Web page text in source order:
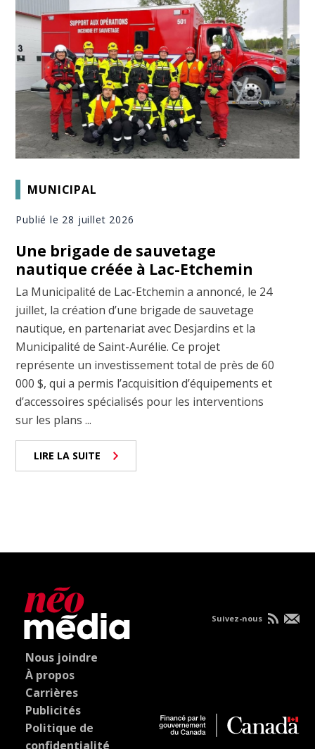
MUNICIPAL
Publié le 28 juillet 2026
Une brigade de sauvetage
nautique créée à Lac-Etchemin
La Municipalité de Lac-Etchemin a annoncé, le 24
juillet, la création d’une brigade de sauvetage
nautique, en partenariat avec Desjardins et la
Municipalité de Saint-Aurélie. Ce projet
représente un investissement total de près de 60
000 $, qui a permis l’acquisition d’équipements et
d’accessoires spécialisés pour les interventions
sur les plans ...
LIRE LA SUITE
Nous joindre
À propos
Carrières
Publicités
Politique de
confidentialité
Suivez-nous